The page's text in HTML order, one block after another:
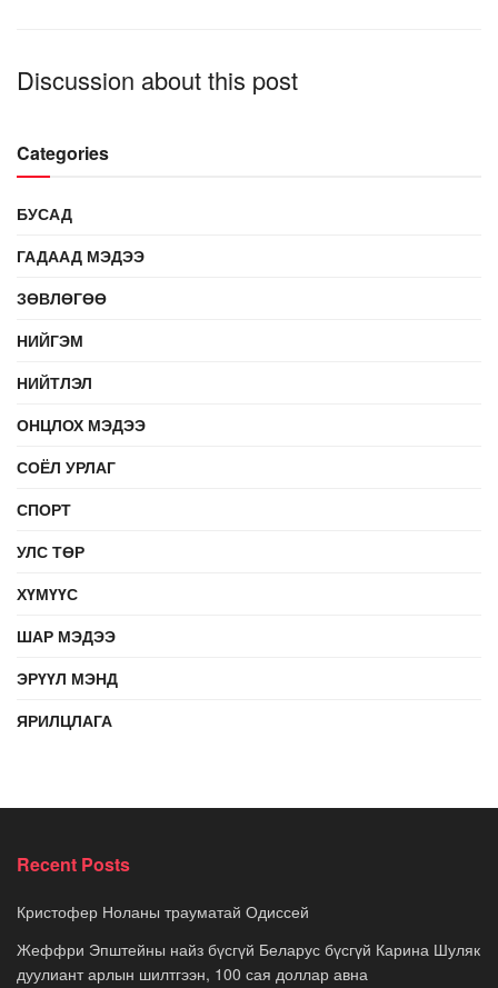
Discussion about this post
Categories
БУСАД
ГАДААД МЭДЭЭ
ЗӨВЛӨГӨӨ
НИЙГЭМ
НИЙТЛЭЛ
ОНЦЛОХ МЭДЭЭ
СОЁЛ УРЛАГ
СПОРТ
УЛС ТӨР
ХҮМҮҮС
ШАР МЭДЭЭ
ЭРҮҮЛ МЭНД
ЯРИЛЦЛАГА
Recent Posts
Кристофер Ноланы трауматай Одиссей
Жеффри Эпштейны найз бүсгүй Беларус бүсгүй Карина Шуляк
дуулиант арлын шилтгээн, 100 сая доллар авна